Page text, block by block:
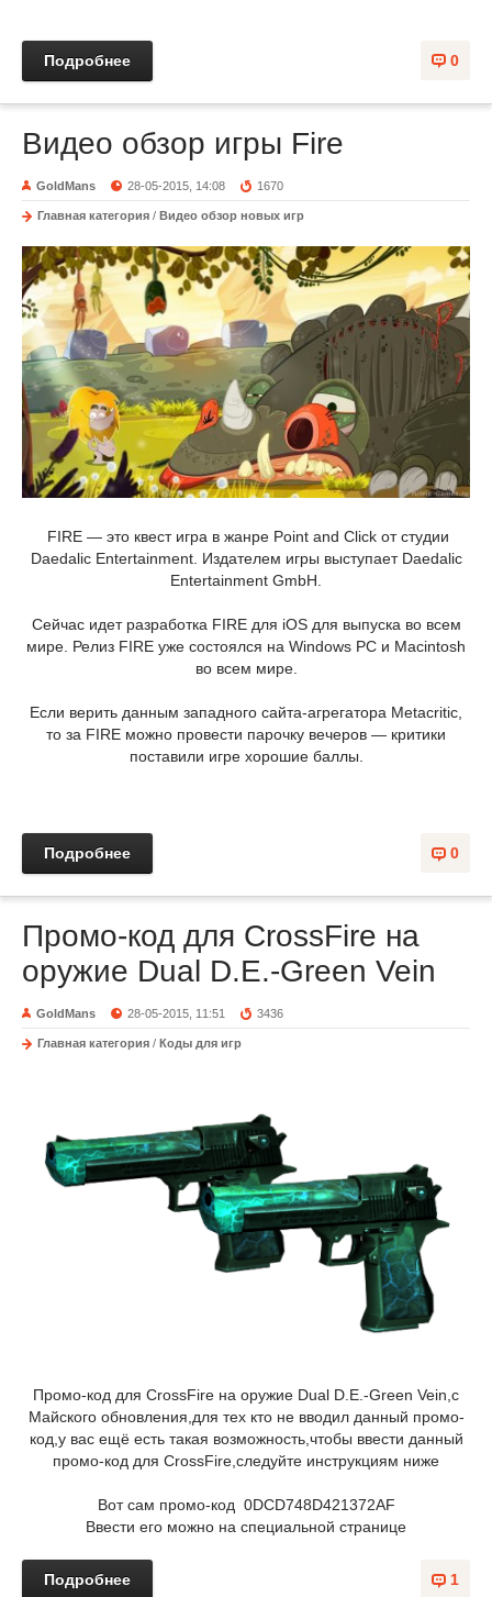
0
Подробнее
Видео обзор игры Fire
GoldMans 28-05-2015, 14:08 1670
Главная категория / Видео обзор новых игр
FIRE — это квест игра в жанре Point and Click от студии
Daedalic Entertainment. Издателем игры выступает Daedalic
Entertainment GmbH.
Сейчас идет разработка FIRE для iOS для выпуска во всем
мире. Релиз FIRE уже состоялся на Windows PC и Macintosh
во всем мире.
Если верить данным западного сайта-агрегатора Metacritic,
то за FIRE можно провести парочку вечеров — критики
поставили игре хорошие баллы.
0
Подробнее
Промо-код для CrossFire на
оружие Dual D.E.-Green Vein
GoldMans 28-05-2015, 11:51 3436
Главная категория / Коды для игр
Промо-код для CrossFire на оружие Dual D.E.-Green Vein,с
Майского обновления,для тех кто не вводил данный промо-
код,у вас ещё есть такая возможность,чтобы ввести данный
промо-код для CrossFire,следуйте инструкциям ниже
Вот сам промо-код 0DCD748D421372AF
Ввести его можно на специальной странице
1
Подробнее